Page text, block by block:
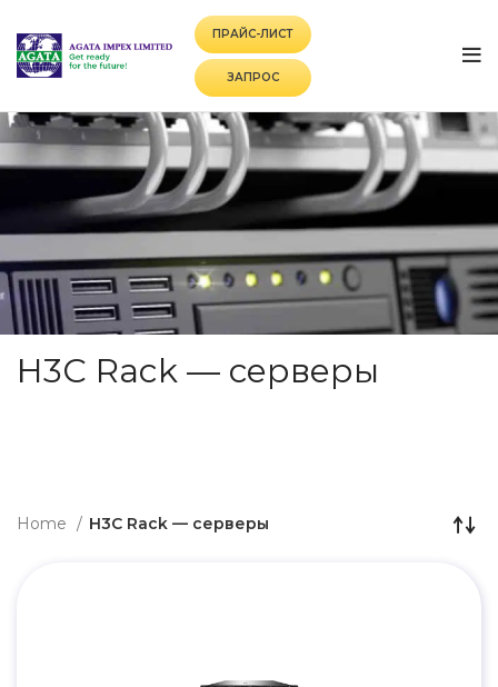
ПРАЙС-ЛИСТ
ЗАПРОС
H3C Rack — серверы
Home H3C Rack — серверы